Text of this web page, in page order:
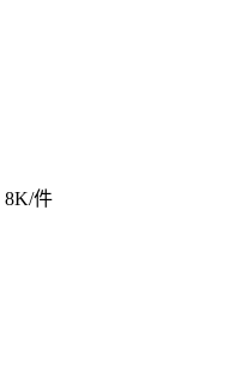
8K/件